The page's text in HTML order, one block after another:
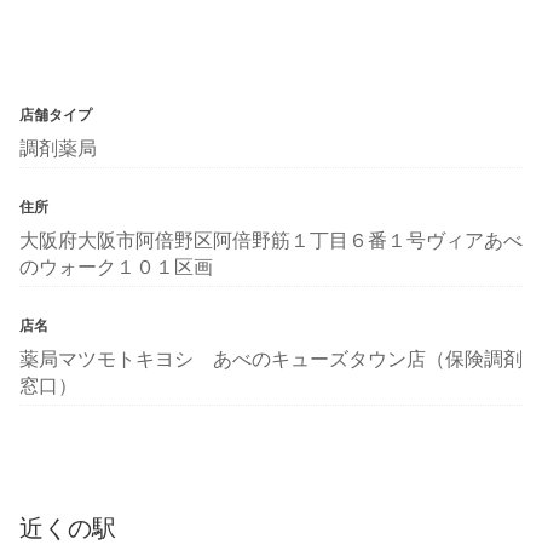
店舗タイプ
調剤薬局
住所
大阪府大阪市阿倍野区阿倍野筋１丁目６番１号ヴィアあべ
のウォーク１０１区画
店名
薬局マツモトキヨシ あべのキューズタウン店（保険調剤
窓口）
近くの駅